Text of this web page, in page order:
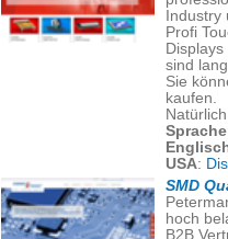
Profi
sind
Sie
kaufen.
USA:
SMD
hoch
B2B